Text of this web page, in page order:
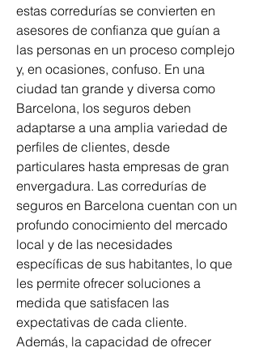
estas corredurías se convierten en
asesores de confianza que guían a
las personas en un proceso complejo
y, en ocasiones, confuso. En una
ciudad tan grande y diversa como
Barcelona, los seguros deben
adaptarse a una amplia variedad de
perfiles de clientes, desde
particulares hasta empresas de gran
envergadura. Las corredurías de
seguros en Barcelona cuentan con un
profundo conocimiento del mercado
local y de las necesidades
específicas de sus habitantes, lo que
les permite ofrecer soluciones a
medida que satisfacen las
expectativas de cada cliente.
Además, la capacidad de ofrecer